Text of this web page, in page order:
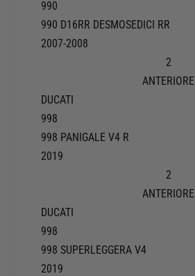
990
990 D16RR DESMOSEDICI RR
2007-2008
2
ANTERIORE
DUCATI
998
998 PANIGALE V4 R
2019
2
ANTERIORE
DUCATI
998
998 SUPERLEGGERA V4
2019